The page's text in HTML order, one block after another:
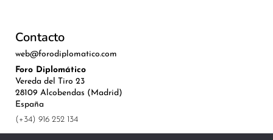
Contacto
web@forodiplomatico.com
Foro Diplomático
Vereda del Tiro 23
28109 Alcobendas (Madrid)
España
(+34) 916 252 134